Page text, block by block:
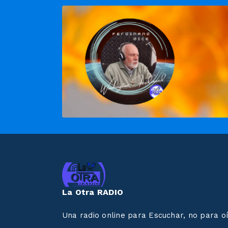
La Otra RADIO
Una radio online para Escuchar, no para